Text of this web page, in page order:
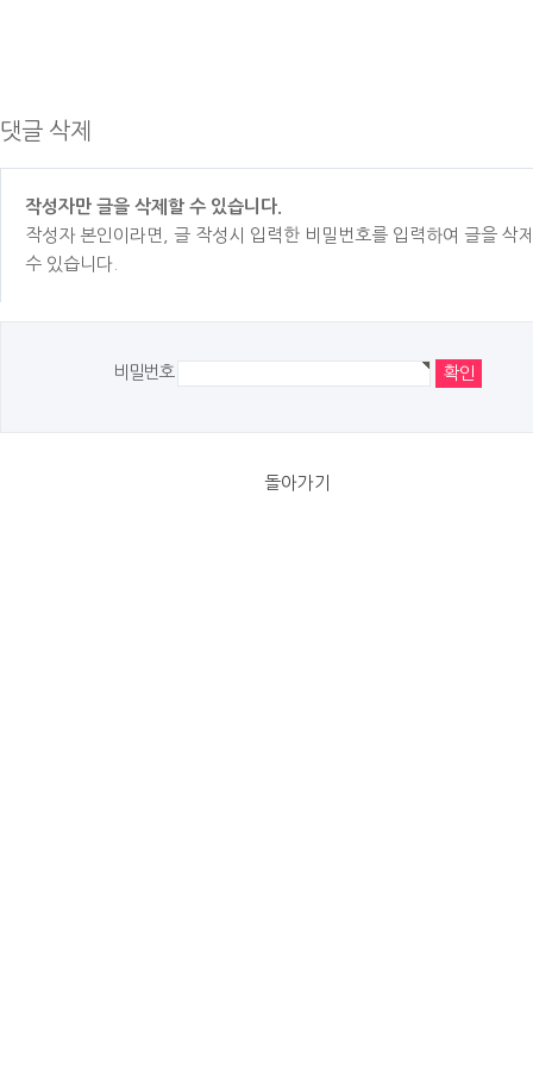
댓글 삭제
작성자만 글을 삭제할 수 있습니다.
작성자 본인이라면, 글 작성시 입력한 비밀번호를 입력하여 글을 삭
수 있습니다.
비밀번호
돌아가기